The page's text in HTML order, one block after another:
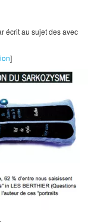
écrit au sujet desavec
]